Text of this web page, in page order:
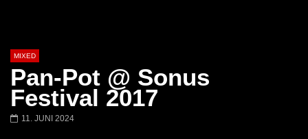
MIXED
Pan-Pot @ Sonus
Festival 2017
11. JUNI 2024